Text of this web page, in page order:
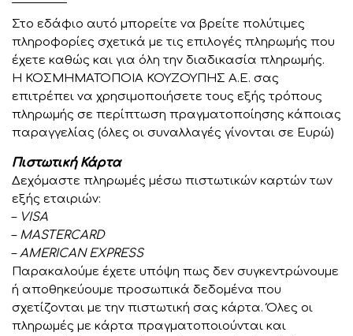
B2B
Στο εδάφιο αυτό μπορείτε να βρείτε πολύτιμες
πληροφορίες σχετικά με τις επιλογές πληρωμής που
έχετε καθώς και για όλη την διαδικασία πληρωμής.
Η ΚΟΣΜΗΜΑΤΟΠΟΙΑ ΚΟΥΖΟΥΠΗΣ Α.Ε. σας
επιτρέπει να χρησιμοποιήσετε τους εξής τρόπους
πληρωμής σε περίπτωση πραγματοποίησης κάποιας
παραγγελίας (όλες οι συναλλαγές γίνονται σε Ευρώ)
Πιστωτική Κάρτα
Δεχόμαστε πληρωμές μέσω πιστωτικών καρτών των
εξής εταιριών:
– VISA
– MASTERCARD
–AMERICAN EXPRESS
Παρακαλούμε έχετε υπόψη πως δεν συγκεντρώνουμε
ή αποθηκεύουμε προσωπικά δεδομένα που
σχετίζονται με την πιστωτική σας κάρτα. Όλες οι
πληρωμές με κάρτα πραγματοποιούνται και